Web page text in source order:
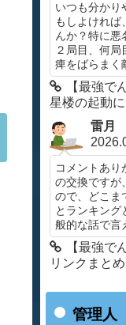
いつも分かり
もしよければ
んか？特に悪
２局目、何
痺をばらまく
【最強で
星楼の起動
雷月
コメントあり
の交換ですが
ので、どこま
とランキング
般的な話で言
【最強で
リンクまと
管理人